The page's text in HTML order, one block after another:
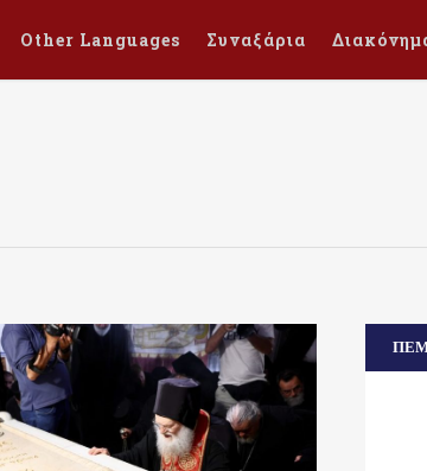
Other Languages Συναξάρια